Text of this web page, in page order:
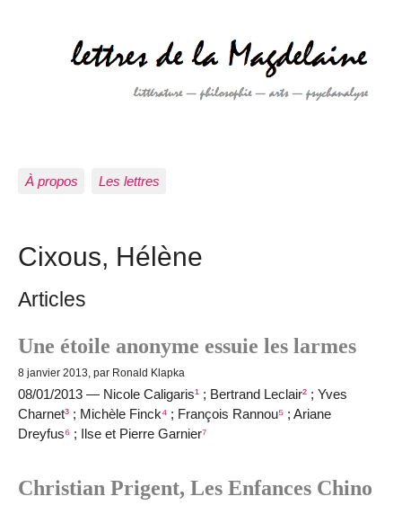
À propos Les lettres
Cixous, Hélène
Articles
Une étoile anonyme essuie les larmes
8 janvier 2013, par Ronald Klapka
08/01/2013 — Nicole Caligaris¹ ; Bertrand Leclair² ; Yves
Charnet³ ; Michèle Finck⁴ ; François Rannou⁵ ; Ariane
Dreyfus⁶ ; Ilse et Pierre Garnier⁷
Christian Prigent, Les Enfances Chino